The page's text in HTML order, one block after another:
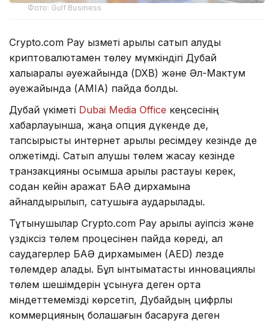
Фото: Gulf Business
Crypto.com Pay қызметі арқылы сатып алуды
криптовалютамен төлеу мүмкіндігі Дубай
халықаралық әуежайында (DXB) және Әл-Мактум
әуежайында (AMIA) пайда болды.
Дубай үкіметі Dubai Media Office кеңсесінің
хабарлауынша, жаңа опция дүкенде де,
тапсырысты интернет арқылы ресімдеу кезінде де
қолжетімді. Сатып алушы төлем жасау кезінде
транзакцияны қосымша арқылы растауы керек,
содан кейін қаражат БАӘ дирхамына
айналдырылып, сатушыға аударылады.
Тұтынушылар Crypto.com Pay арқылы қауіпсіз және
үздіксіз төлем процесінен пайда көреді, ал
саудагерлер БАӘ дирхамымен (AED) лезде
төлемдер алады. Бұл ынтымақтастық инновациялық
төлем шешімдерін ұсынуға деген ортақ
міндеттемемізді көрсетіп, Дубайдың цифрлық
коммерцияның болашағын басқаруға деген